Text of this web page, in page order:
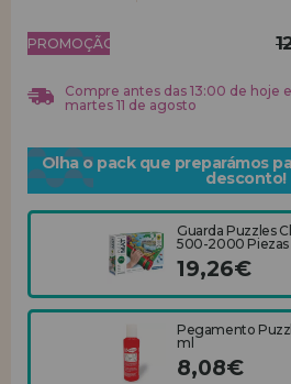
REGISTRO DE
PROMOÇÃO!
Compre antes das 13:00 de hoje
martes 11 de agosto
Olha o pack que preparámos
desconto!
Guarda Puzzles
500-2000 Piezas
19,26€
Pegamento
ml
8,08€